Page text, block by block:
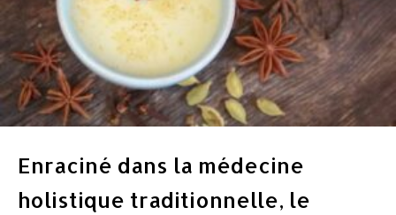
Enraciné dans la médecine
holistique traditionnelle, le